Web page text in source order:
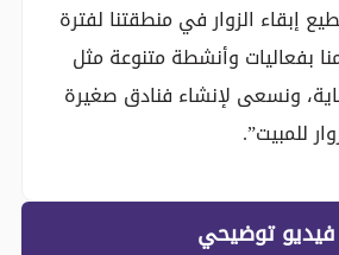
إبقاء الزوار في منطقتنا لفترة
بفعاليات وأنشطة متنوعة مثل
ونسعى لإنشاء فنادق صغيرة
للمبيت”.
فيديو توضيحي